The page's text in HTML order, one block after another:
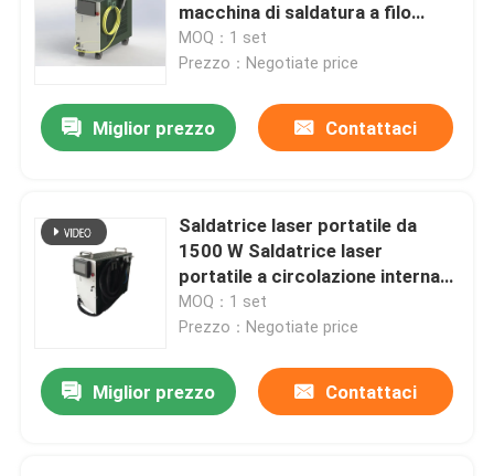
macchina di saldatura a filo
opzionale e 7.5KG
MOQ：1 set
Prezzo：Negotiate price
Miglior prezzo Contattaci
Saldatrice laser portatile da
1500 W Saldatrice laser
portatile a circolazione interna
portatile
MOQ：1 set
Prezzo：Negotiate price
Miglior prezzo Contattaci